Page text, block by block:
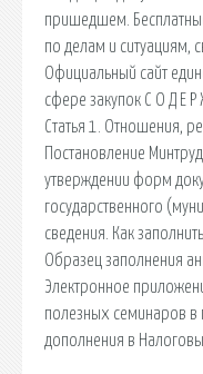
пришедшем.
по делам и ситуациям,
Официальный сайт
сфере закупок С О Д Е
Статья 1. Отношения,
Постановление
утверждении форм
государственного
сведения. Как
Образец заполнения
Электронное
полезных семинаров в
дополнения в